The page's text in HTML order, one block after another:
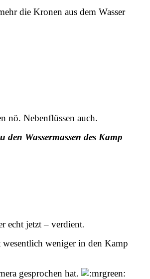
die Kronen aus dem Wasser
nö. Nebenflüssen auch.
den Wassermassen des Kamp
echt jetzt – verdient.
weniger in den Kamp
gesprochen hat.